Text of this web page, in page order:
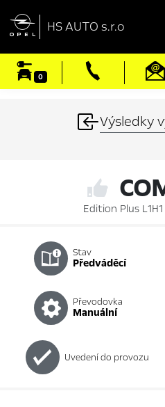
 HS AUTO s.r.o
0
Výsledky
Edition Plus
Stav
předváděcí
Převodovka
manuální
Uvedení do provozu